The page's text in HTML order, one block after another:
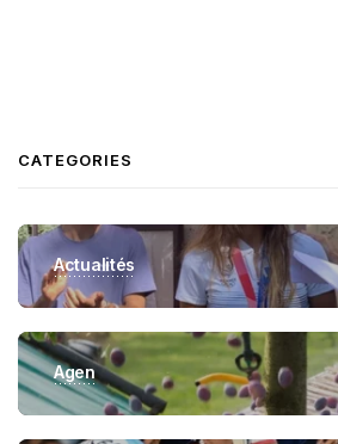
CATEGORIES
Actualités
Agen